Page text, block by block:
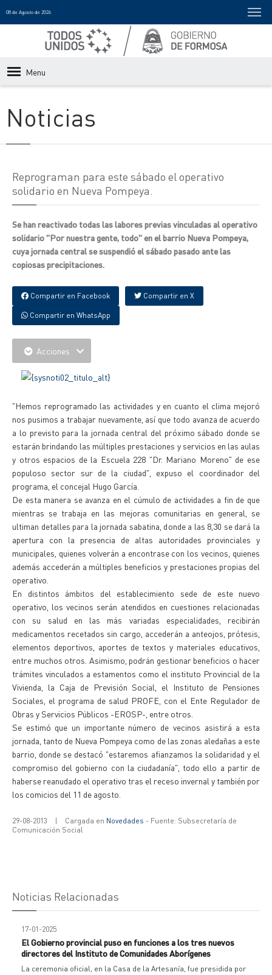
08 de Agosto de 2026
Menu
Noticias
Reprograman para este sábado el operativo
solidario en Nueva Pompeya.
Se han reactivado todas las labores previas vinculadas al operativo
solidario "Por nuestra gente, todo" en el barrio Nueva Pompeya,
cuya jornada central se suspendió el sábado pasado ante las
copiosas precipitaciones.
Compartir en Facebook Compartir en X
Compartir en WhatsApp
Acciones
"Hemos reprogramado las actividades y en cuanto el clima mejoró
nos pusimos a trabajar nuevamente, así que todo avanza de acuerdo
a lo previsto para la jornada central del próximo sábado donde se
estarán brindando las múltiples prestaciones y servicios en las aulas
y otros espacios de la Escuela 228 "Dr. Mariano Moreno" de ese
populoso sector sur de la ciudad", expuso el coordinador del
programa, el concejal Hugo García.
De esta manera se avanza en el cúmulo de actividades a fin de que
mientras se trabaja en las mejoras comunitarias en general, se
ultiman detalles para la jornada sabatina, donde a las 8,30 se dará la
apertura con la presencia de altas autoridades provinciales y
municipales, quienes volverán a encontrase con los vecinos, quienes
además accederán a múltiples beneficios y prestaciones propias del
operativo.
En distintos ámbitos del establecimiento sede de este nuevo
operativo, los vecinos serán atendidos en cuestiones relacionadas
con su salud en las más variadas especialidades, recibirán
medicamentos recetados sin cargo, accederán a anteojos, prótesis,
elementos deportivos, aportes de textos y materiales educativos,
entre muchos otros. Asimismo, podrán gestionar beneficios o hacer
trámites vinculados a estamentos como el instituto Provincial de la
Vivienda, la Caja de Previsión Social, el Instituto de Pensiones
Sociales, el programa de salud PROFE, con el Ente Regulador de
Obras y Servicios Públicos -EROSP-, entre otros.
Se estimó que un importante número de vecinos asistirá a esta
jornada, tanto de Nueva Pompeya como de las zonas aledañas a este
barrio, donde se destacó "estaremos afianzamos la solidaridad y el
compromiso del gobierno con la ciudadanía", todo ello a partir de
haberse reanudado el operativo tras el receso invernal y también por
los comicios del 11 de agosto.
29-08-2013 | Cargada en Novedades - Fuente: Subsecretaría de
Comunicación Social
Noticias Relacionadas
17-01-2025
El Gobierno provincial puso en funciones a los tres nuevos
directores del Instituto de Comunidades Aborígenes
La ceremonia oficial, en la Casa de la Artesanía, fue presidida por